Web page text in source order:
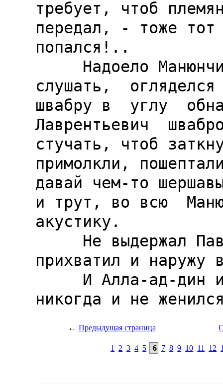
← Предыдущая страница
1 2 3 4 5 6 7 8 9 10 11 12